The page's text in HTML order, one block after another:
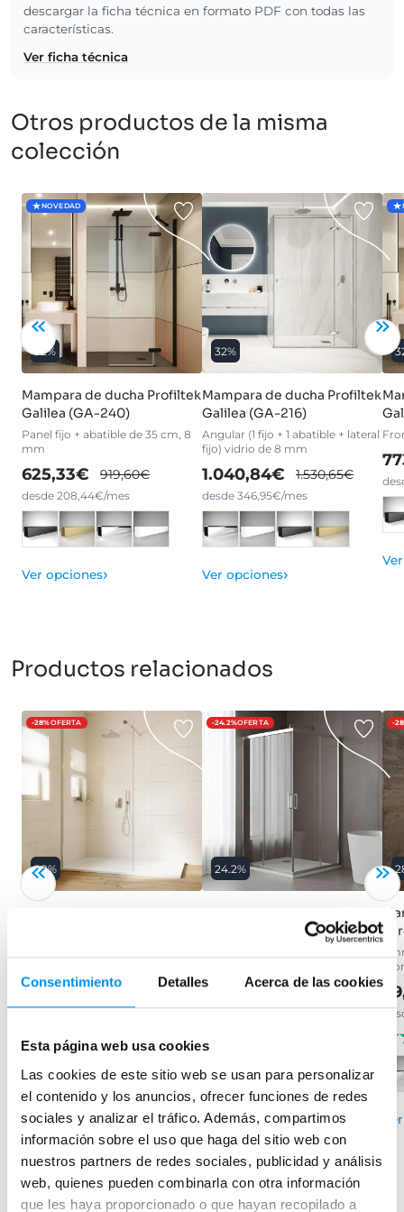
Consentimiento Detalles Acerca de las cookies
Esta página web usa cookies
Las cookies de este sitio web se usan para personalizar
el contenido y los anuncios, ofrecer funciones de redes
sociales y analizar el tráfico. Además, compartimos
información sobre el uso que haga del sitio web con
nuestros partners de redes sociales, publicidad y análisis
web, quienes pueden combinarla con otra información
que les haya proporcionado o que hayan recopilado a
descargar la ficha técnica en formato PDF con todas las
características.
Ver ficha técnica
Otros productos de la misma
colección
NOVEDAD
32%
Mampara de ducha Profiltek
Galilea (GA-240)
Panel fijo + abatible de 35 cm, 8
mm
625,33€ 919,60€
desde 208,44€/mes
Ver opciones›
32%
Mampara de ducha Profiltek
Galilea (GA-216)
Angular (1 fijo + 1 abatible + lateral
fijo) vidrio de 8 mm
1.040,84€ 1.530,65€
desde 346,95€/mes
Ver opciones›
Productos relacionados
-28%OFERTA
28%
99,32€ 137,94€
desde 33,11€/mes
(144)
Ver opciones›
-24.2%OFERTA
24.2%
199,95€ 263,78€
Ver opciones›
-
Mamparas de bañera